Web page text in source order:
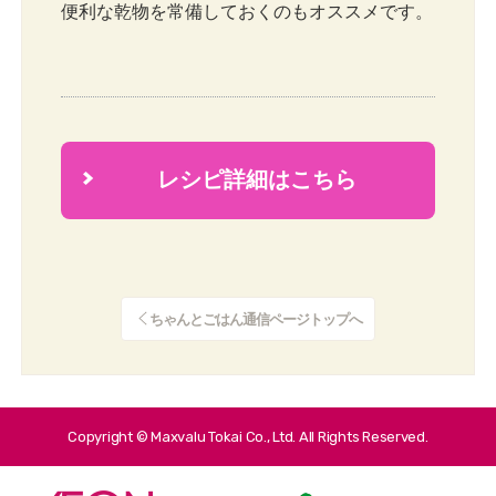
便利な乾物を常備しておくのもオススメです。
2 レシピ詳細はこちら
ちゃんとごはん通信ページトップへ
Copyright © Maxvalu Tokai Co., Ltd. All Rights Reserved.